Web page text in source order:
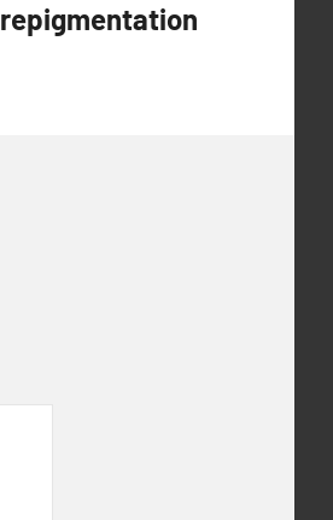
repigmentation